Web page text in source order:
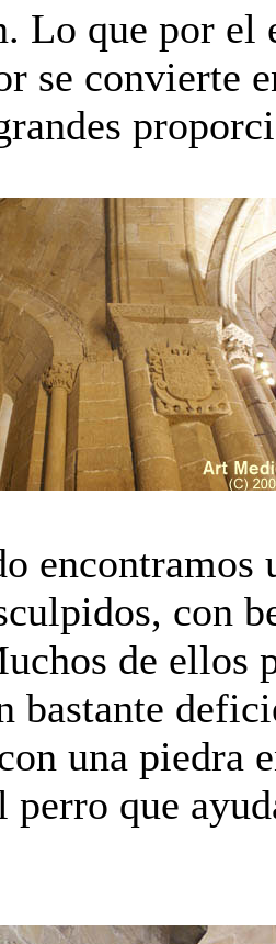
Lo que por el
se convierte
encontramos
con
os de ellos
bastante
una piedra
perro que